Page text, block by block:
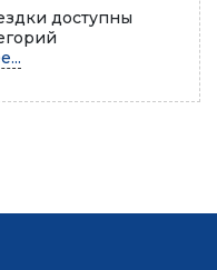
доступны